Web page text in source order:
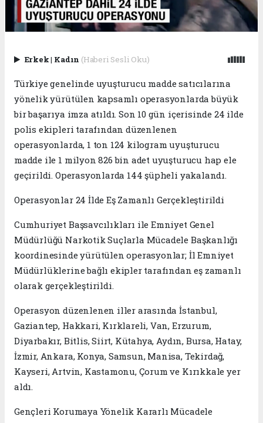
Erkek| Kadın (Haberi Sesli Oku)
Türkiye genelinde uyuşturucu madde satıcılarına
yönelik yürütülen kapsamlı operasyonlarda büyük
bir başarıya imza atıldı. Son 10 gün içerisinde 24 ilde
polis ekipleri tarafından düzenlenen
operasyonlarda, 1 ton 124 kilogram uyuşturucu
madde ile 1 milyon 826 bin adet uyuşturucu hap ele
geçirildi. Operasyonlarda 144 şüpheli yakalandı.
Operasyonlar 24 İlde Eş Zamanlı Gerçekleştirildi
Cumhuriyet Başsavcılıkları ile Emniyet Genel
Müdürlüğü Narkotik Suçlarla Mücadele Başkanlığı
koordinesinde yürütülen operasyonlar; İl Emniyet
Müdürlüklerine bağlı ekipler tarafından eş zamanlı
olarak gerçekleştirildi.
Operasyon düzenlenen iller arasında İstanbul,
Gaziantep, Hakkari, Kırklareli, Van, Erzurum,
Diyarbakır, Bitlis, Siirt, Kütahya, Aydın, Bursa, Hatay,
İzmir, Ankara, Konya, Samsun, Manisa, Tekirdağ,
Kayseri, Artvin, Kastamonu, Çorum ve Kırıkkale yer
aldı.
Gençleri Korumaya Yönelik Kararlı Mücadele